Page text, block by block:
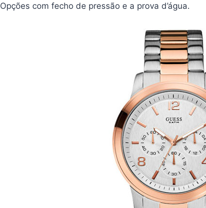
Opções com fecho de pressão e a prova d’água.